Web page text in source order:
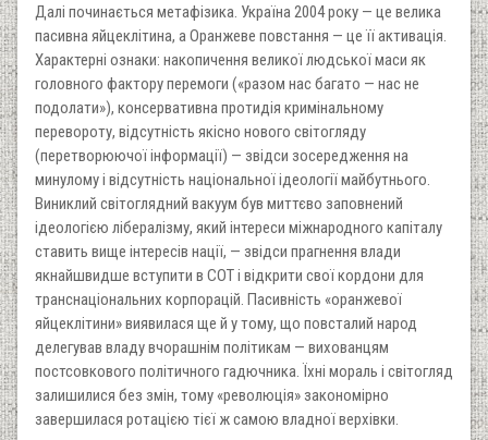
Далі починається метафізика. Україна 2004 року — це велика
пасивна яйцеклітина, а Оранжеве повстання — це її активація.
Характерні ознаки: накопичення великої людської маси як
головного фактору перемоги («разом нас багато — нас не
подолати»), консервативна протидія кримінальному
перевороту, відсутність якісно нового світогляду
(перетворюючої інформації) — звідси зосередження на
минулому і відсутність національної ідеології майбутнього.
Виниклий світоглядний вакуум був миттєво заповнений
ідеологією лібералізму, який інтереси міжнародного капіталу
ставить вище інтересів нації, — звідси прагнення влади
якнайшвидше вступити в СОТ і відкрити свої кордони для
транснаціональних корпорацій. Пасивність «оранжевої
яйцеклітини» виявилася ще й у тому, що повсталий народ
делегував владу вчорашнім політикам — вихованцям
постсовкового політичного гадючника. Їхні мораль і світогляд
залишилися без змін, тому «революція» закономірно
завершилася ротацією тієї ж самою владної верхівки.